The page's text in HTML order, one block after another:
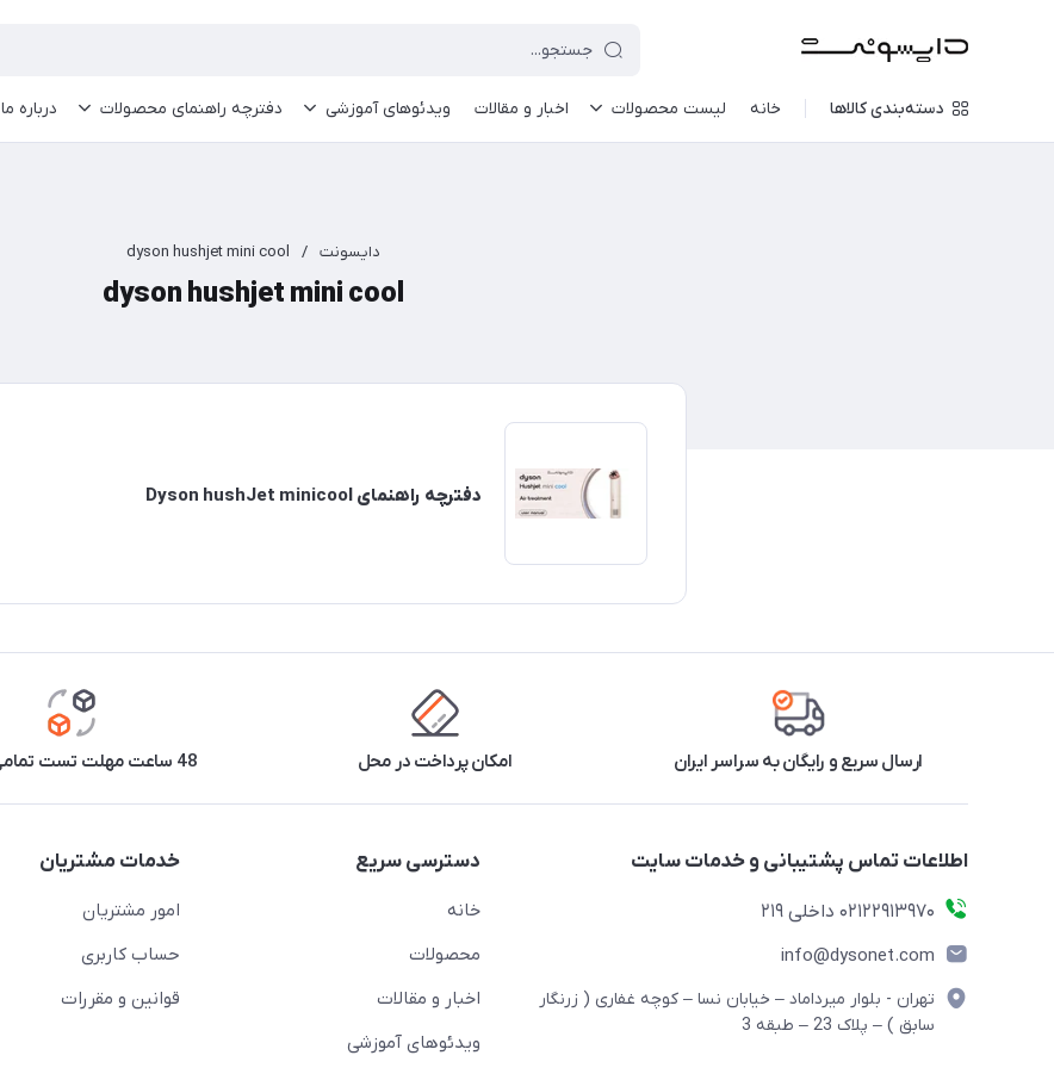
دسته‌بندی کالاها خانه لیست محصولات اخبار و مقالات ویدئو‌های آموزشی دفترچه راهنمای محصولات درباره ما
دایسونت /
dyson hushjet mini cool
dyson hushjet mini cool
دفترچه راهنمای Dyson hushJet minicool
ارسال سریع و رایگان به سراسر ایران امکان پرداخت در محل 48 ساعت مهلت تست تمامی کالاها
اطلاعات تماس پشتیبانی و خدمات سایت
02122913970 داخلی 219
info@dysonet.com
تهران - بلوار میرداماد – خیابان نسا – کوچه غفاری ( زرنگار
سابق ) – پلاک 23 – طبقه 3
دسترسی سریع
خانه
محصولات
اخبار و مقالات
ویدئو‌های آموزشی
خدمات مشتریان
امور مشتریان
حساب کاربری
قوانین و مقررات